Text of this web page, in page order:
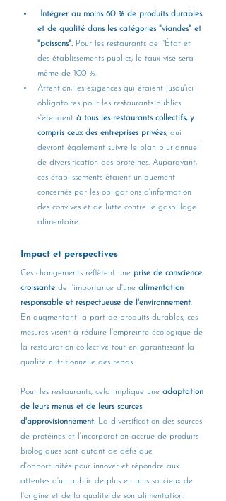
Intégrer au moins 60 % de produits durables
et de qualité dans les catégories "viandes" et
"poissons". Pour les restaurants de l'État et
des établissements publics, le taux visé sera
même de 100 %.
Attention, les exigences qui étaient jusqu'ici
obligatoires pour les restaurants publics
s'étendent à tous les restaurants collectifs, y
compris ceux des entreprises privées, qui
devront également suivre le plan pluriannuel
de diversification des protéines. Auparavant,
ces établissements étaient uniquement
concernés par les obligations d'information
des convives et de lutte contre le gaspillage
alimentaire.
Impact et perspectives
Ces changements reflètent une prise de conscience
croissante de l'importance d'une alimentation
responsable et respectueuse de l'environnement.
En augmentant la part de produits durables, ces
mesures visent à réduire l'empreinte écologique de
la restauration collective tout en garantissant la
qualité nutritionnelle des repas.
Pour les restaurants, cela implique une adaptation
de leurs menus et de leurs sources
d'approvisionnement. La diversification des sources
de protéines et l'incorporation accrue de produits
biologiques sont autant de défis que
d'opportunités pour innover et répondre aux
attentes d'un public de plus en plus soucieux de
l'origine et de la qualité de son alimentation.